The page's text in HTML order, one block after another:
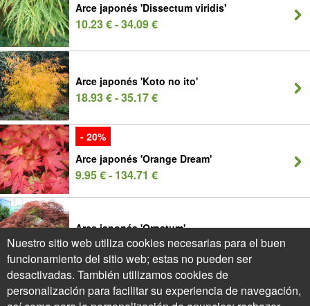
Arce japonés 'Dissectum viridis'
10.23 € - 34.09 €
Arce japonés 'Koto no ito'
18.93 € - 35.17 €
- 20%
Arce japonés 'Orange Dream'
9.95 € - 134.71 €
Arce japonés 'Ornatum'
13.47 € - 107.66 €
- 20%
Nuestro sitio web utiliza cookies necesarias para el buen
funcionamiento del sitio web; estas no pueden ser
desactivadas. También utilizamos cookies de
personalización para facilitar su experiencia de navegación,